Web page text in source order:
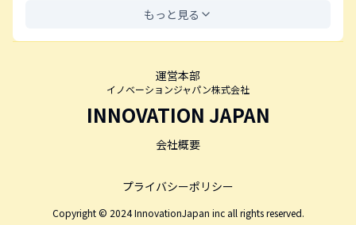
松茂 高松
もっと見る
運営本部
イノベーションジャパン株式会社
INNOVATION JAPAN
会社概要
プライバシーポリシー
Copyright © 2024 InnovationJapan inc all rights reserved.